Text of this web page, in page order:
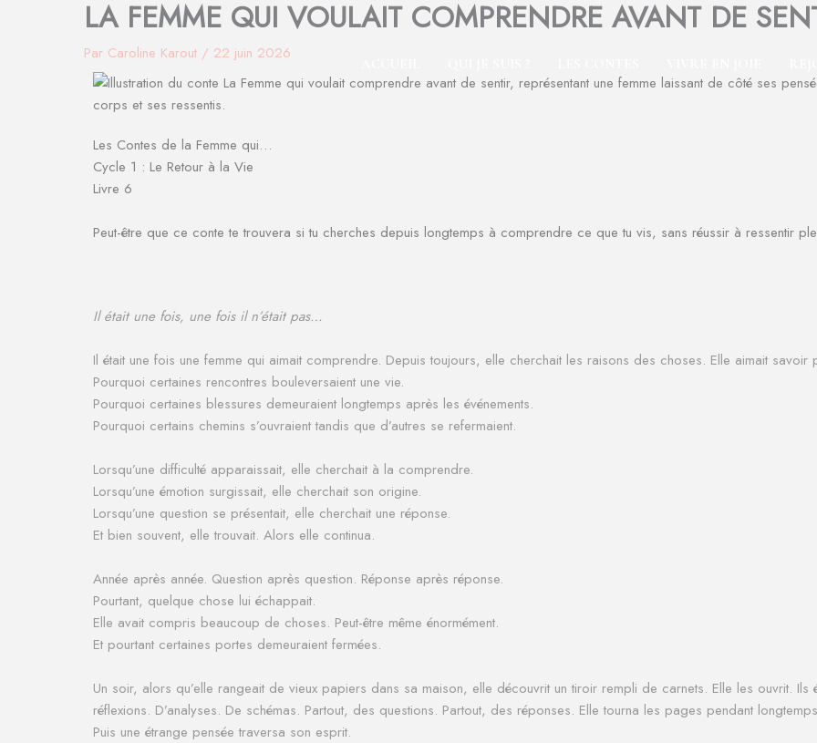
LA FEMME QUI VOULAIT COMPRENDRE AVANT DE
Par Caroline Karout / 22 juin 2026
Les Contes de la Femme qui…
Cycle 1 : Le Retour à la Vie
Livre 6
Peut-être que ce conte te trouvera si tu cherches depuis longtemps à comprendre ce que tu vis, sans réussir à ressentir
Il était une fois, une fois il n’était pas…
Il était une fois une femme qui aimait comprendre. Depuis toujours, elle cherchait les raisons des choses. Elle aimait savoir
Pourquoi certaines rencontres bouleversaient une vie.
Pourquoi certaines blessures demeuraient longtemps après les événements.
Pourquoi certains chemins s’ouvraient tandis que d’autres se refermaient.
Lorsqu’une difficulté apparaissait, elle cherchait à la comprendre.
Lorsqu’une émotion surgissait, elle cherchait son origine.
Lorsqu’une question se présentait, elle cherchait une réponse.
Et bien souvent, elle trouvait. Alors elle continua.
Année après année. Question après question. Réponse après réponse.
Pourtant, quelque chose lui échappait.
Elle avait compris beaucoup de choses. Peut-être même énormément.
Et pourtant certaines portes demeuraient fermées.
Un soir, alors qu’elle rangeait de vieux papiers dans sa maison, elle découvrit un tiroir rempli de carnets. Elle les ouvrit. Ils
réflexions. D’analyses. De schémas. Partout, des questions. Partout, des réponses. Elle tourna les pages pendant
Puis une étrange pensée traversa son esprit.